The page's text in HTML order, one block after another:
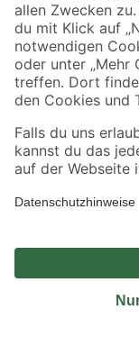
Jetzt die toom-App
Alle Preisangaben in EUR
Umständen nicht in allen
Produkte nur solange der
*Paketversand ab 59 €
Nutzungsbedingungen
© 2026 toom Baumarkt